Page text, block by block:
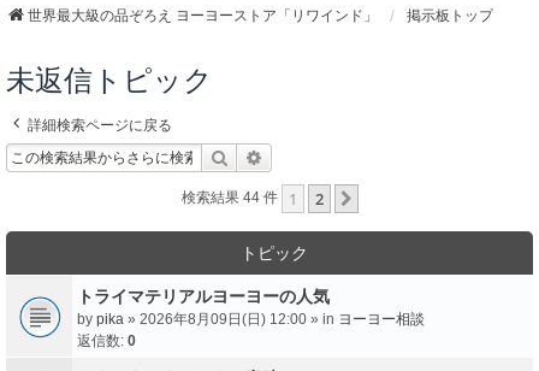
世界最大級の品ぞろえ ヨーヨーストア「リワインド」 掲示板トップ
未返信トピック
詳細検索ページに戻る
検索
検索結果 44 件 1 2
トピック
トライマテリアルヨーヨーの人気
by pika » 2026年8月09日(日) 12:00 » in ヨーヨー相談
返信数: 0